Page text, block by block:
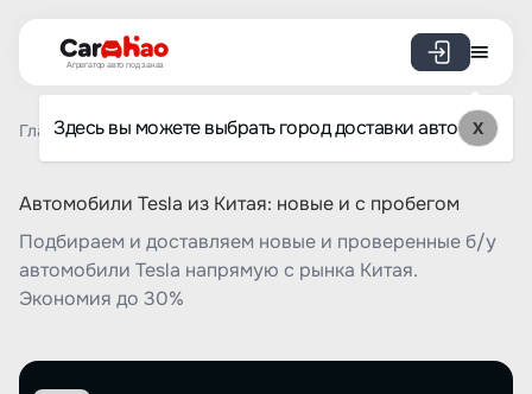
Агрегатор авто под заказ
Здесь вы можете выбрать город доставки авто X
Главная Список брендов Tesla
Автомобили Tesla из Китая: новые и с пробегом
Подбираем и доставляем новые и проверенные б/у
автомобили Tesla напрямую с рынка Китая.
Экономия до 30%